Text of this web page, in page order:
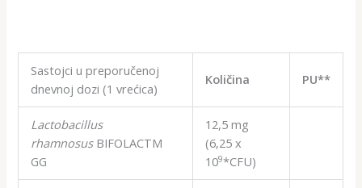
Sastojci u preporučenoj
dnevnoj dozi (1 vrećica)
Količina PU**
Lactobacillus
rhamnosusBIFOLACTM
GG
12,5 mg
(6,25 x
109*CFU)